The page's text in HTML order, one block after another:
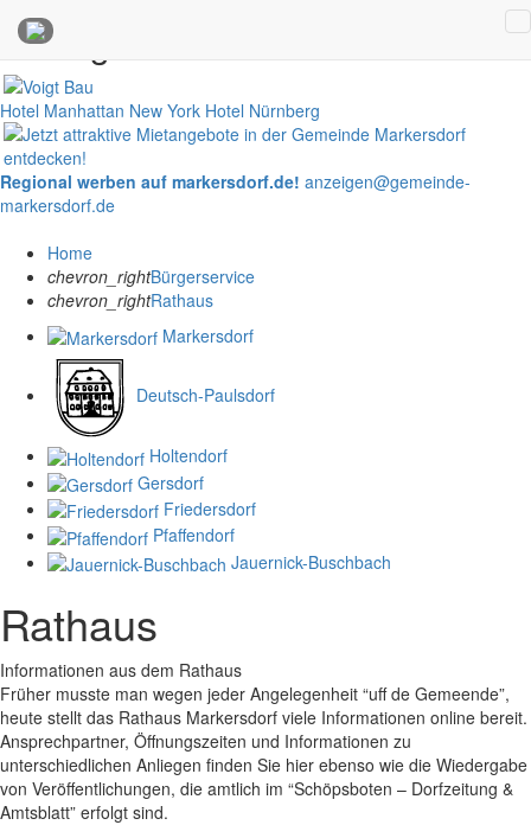
Anzeigen
Hotel Manhattan New York Hotel Nürnberg
Regional werben auf markersdorf.de! anzeigen@gemeinde-
markersdorf.de
Home
chevron_rightBürgerservice
chevron_rightRathaus
Markersdorf
Deutsch-Paulsdorf
Holtendorf
Gersdorf
Friedersdorf
Pfaffendorf
Jauernick-Buschbach
Rathaus
Informationen aus dem Rathaus
Früher musste man wegen jeder Angelegenheit “uff de Gemeende”,
heute stellt das Rathaus Markersdorf viele Informationen online bereit.
Ansprechpartner, Öffnungszeiten und Informationen zu
unterschiedlichen Anliegen finden Sie hier ebenso wie die Wiedergabe
von Veröffentlichungen, die amtlich im “Schöpsboten – Dorfzeitung &
Amtsblatt” erfolgt sind.